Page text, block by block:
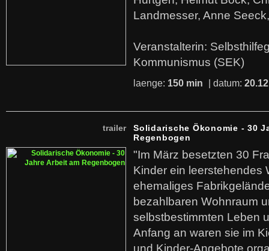
Landmesser, Anne
Veranstalterin:
Kommunismus (SEK)
laenge: 150 min | datum:
trailer
Solidarische Ökonomie - 30
Regenbogen
"Im März besetzten 30
Kinder ein leerstehendes
ehemaliges
bezahlbaren Wohnraum
selbstbestimmten Leben
Anfang an waren sie im
und Kinder-Angebote